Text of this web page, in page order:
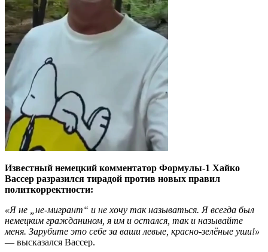
Известный немецкий комментатор Формулы-1 Хайко
Вассер разразился тирадой против новых правил
политкорректности:
«Я не „не-мигрант“ и не хочу так называться. Я всегда был
немецким гражданином, я им и остался, так и называйте
меня. Зарубите это себе за ваши левые, красно-зелёные уши!»
— высказался Вассер.